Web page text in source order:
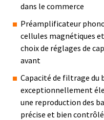
dans le commerce
Préamplificateur
cellules magnétiques
choix de réglages de
avant
Capacité de filtrage du
exceptionnellement
une reproduction des
précise et bien